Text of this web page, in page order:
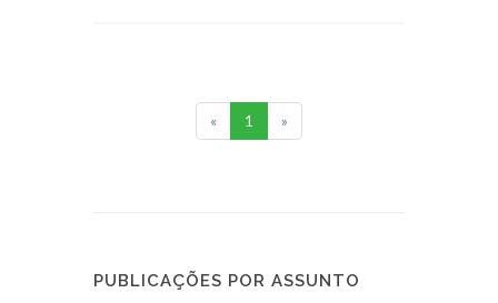
« 1 »
PUBLICAÇÕES POR ASSUNTO